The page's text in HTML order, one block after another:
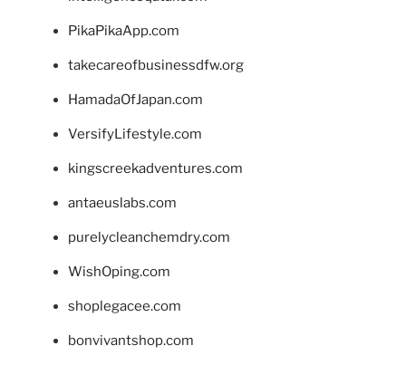
PikaPikaApp.com
takecareofbusinessdfw.org
HamadaOfJapan.com
VersifyLifestyle.com
kingscreekadventures.com
antaeuslabs.com
purelycleanchemdry.com
WishOping.com
shoplegacee.com
bonvivantshop.com